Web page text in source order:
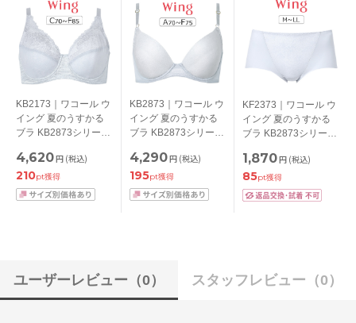
KB2173｜ワコール ウ
イング 夏のうすかる
ブラ KB2873シリーズ
ジャー単品 CDEFカッ
プ アンダー
70/75/80/85cm
4,620円 (税込)
210pt獲得
KB2873｜ワコール ウ
イング 夏のうすかる
ブラ KB2873シリーズ
ABCDEFカップ アン
ダー
65/70/75/80/85cm
4,290円 (税込)
195pt獲得
KF2373｜ワコール ウ
イング 夏のうすかる
ブラ KB2873シリーズ
1,870円 (税込)
85pt獲得
ユーザーレビュー （0） スタッフレビュー （0）